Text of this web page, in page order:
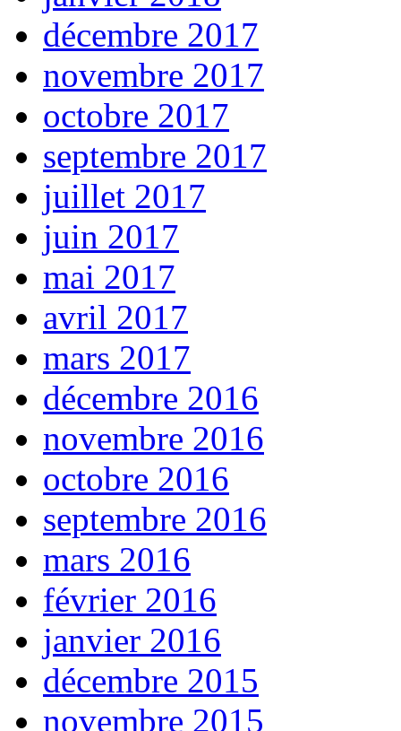
décembre 2017
novembre 2017
octobre 2017
septembre 2017
juillet 2017
juin 2017
mai 2017
avril 2017
mars 2017
décembre 2016
novembre 2016
octobre 2016
septembre 2016
mars 2016
février 2016
janvier 2016
décembre 2015
novembre 2015